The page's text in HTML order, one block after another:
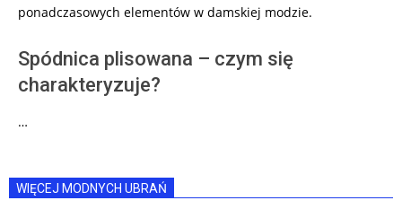
ponadczasowych elementów w damskiej modzie.
Spódnica plisowana – czym się
charakteryzuje?
…
WIĘCEJ MODNYCH UBRAŃ